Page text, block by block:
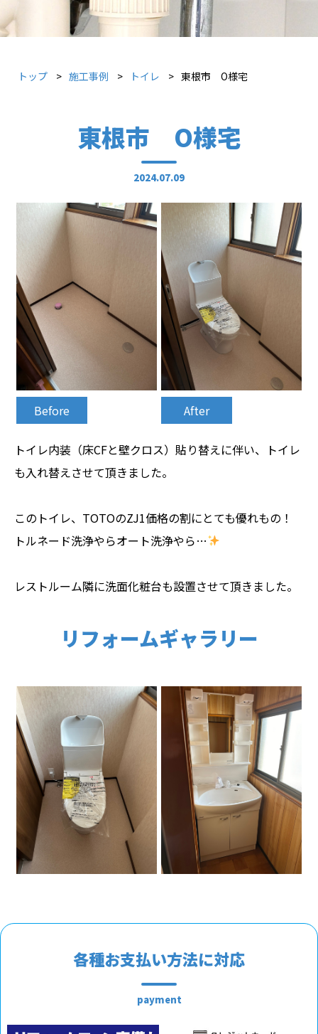
トップ 施工事例 トイレ 東根市 O様宅
東根市 O様宅
2024.07.09
Before After
トイレ内装（床CFと壁クロス）貼り替えに伴い、トイレ
も入れ替えさせて頂きました。
このトイレ、TOTOのZJ1価格の割にとても優れもの！
トルネード洗浄やらオート洗浄やら…
レストルーム隣に洗面化粧台も設置させて頂きました。
リフォームギャラリー
各種お支払い方法に対応
payment